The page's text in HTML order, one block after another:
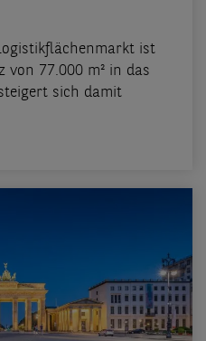
ist
von 77.000 m² in das
sich damit